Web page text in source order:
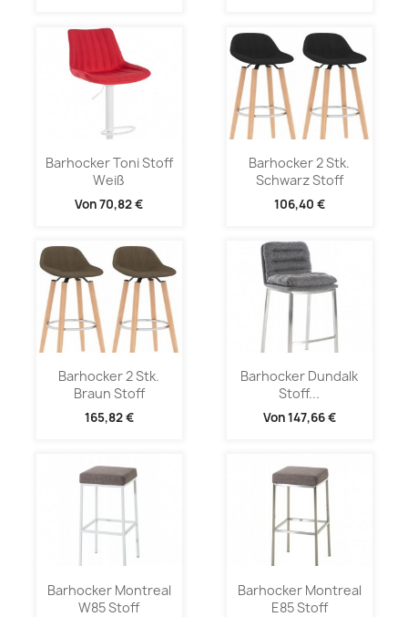
Barhocker Toni Stoff
Weiß
Von70,82 €
Barhocker 2 Stk.
Schwarz Stoff
106,40 €
Barhocker 2 Stk.
Braun Stoff
165,82 €
Barhocker Dundalk
Stoff...
Von147,66 €
Barhocker Montreal
W85 Stoff
Barhocker Montreal
E85 Stoff